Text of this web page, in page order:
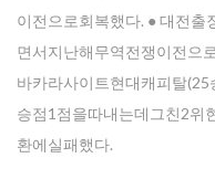
이전으로회복했다. ● 대전출
면서지난해무역전쟁이전으
바카라사이트현대캐피탈
승점1점을따내는데그친2위
환에실패했다.